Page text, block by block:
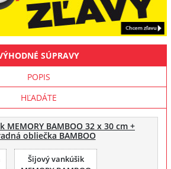
SÚPRAVY
POPIS
HĽADÁTE
MEMORY BAMBOO 32 x 30 cm +
obliečka BAMBOO
Šijový vankúšik